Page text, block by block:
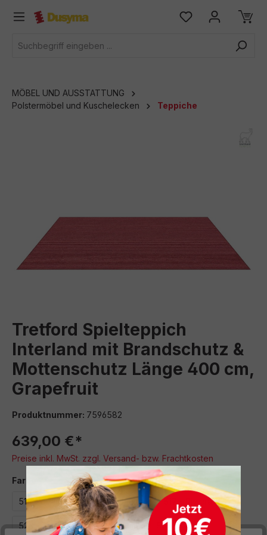
springen
MÖBEL UND AUSSTATTUNG
Polstermöbel und Kuschelecken
Teppiche
Tretford Spielteppich
Interland mit Brandschutz &
Mottenschutz Länge 400 cm,
Grapefruit
Produktnummer: 7596582
639,00 €*
Preise inkl. MwSt. zzgl. Versand- bzw. Frachtkosten
Farbe auswählen
514 - Jeans 516 - Kornblume 517 - Riviera
523 - Zink 538 - Aluminium 555 - Gobi